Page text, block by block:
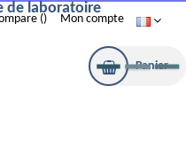
Mon compte
de laboratoire
Panier